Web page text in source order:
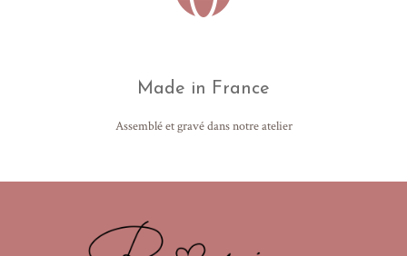
Made in France
Assemblé et gravé dans notre atelier